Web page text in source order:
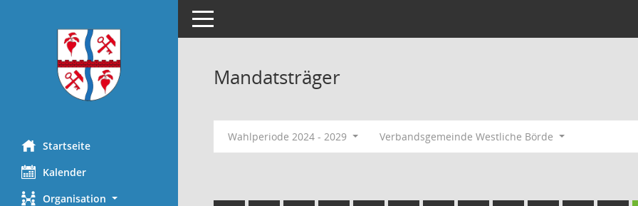
Startseite
Kalender
Organisation
Toggle navigation
Mandatsträger
Wahlperiode 2024 - 2029 Verbandsgemeinde Westliche Börde